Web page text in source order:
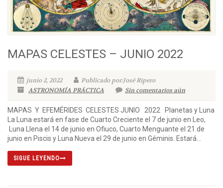
MAPAS CELESTES – JUNIO 2022
junio 2, 2022
Publicado por:José Ripero
ASTRONOMÍA PRÁCTICA
Sin comentarios aún
MAPAS Y EFEMÉRIDES CELESTES JUNIO 2022 Planetas y Luna
La Luna estará en fase de Cuarto Creciente el 7 de junio en Leo,
Luna Llena el 14 de junio en Ofiuco, Cuarto Menguante el 21 de
junio en Piscis y Luna Nueva el 29 de junio en Géminis. Estará...
SIGUE LEYENDO